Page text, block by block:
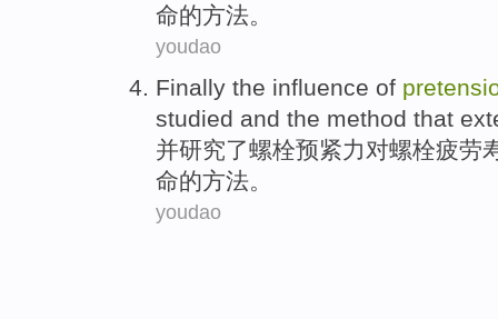
命的方法。
youdao
Finally the influence of
studied and the method that
并研究了螺栓预紧力对螺栓疲劳
命的方法。
youdao